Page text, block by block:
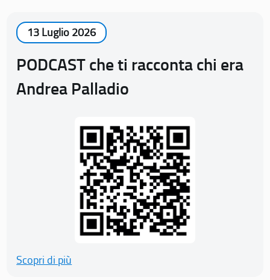
13 Luglio 2026
PODCAST che ti racconta chi era
Andrea Palladio
Scopri di più